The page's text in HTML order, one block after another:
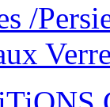
/
Verre